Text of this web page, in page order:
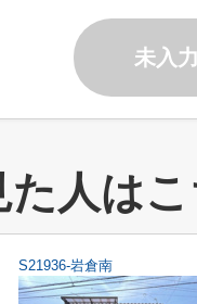
未入
た人は
S21936-岩倉南